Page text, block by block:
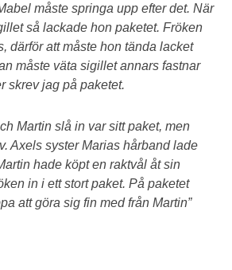
måste springa upp efter det. När
så lackade hon paketet. Fröken
därför att måste hon tända lacket
måste väta sigillet annars fastnar
skrev jag på paketet.
Martin slå in var sitt paket, men
Axels syster Marias hårband lade
hade köpt en raktvål åt sin
in i ett stort paket. På paketet
att göra sig fin med från Martin”